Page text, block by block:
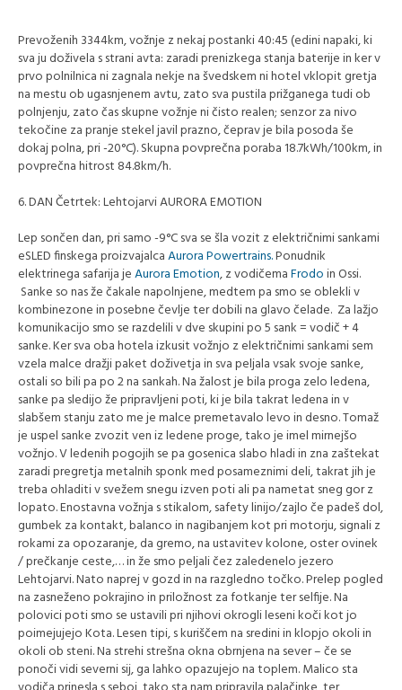
Prevoženih 3344km, vožnje z nekaj postanki 40:45 (edini napaki, ki
sva ju doživela s strani avta: zaradi prenizkega stanja baterije in ker v
prvo polnilnica ni zagnala nekje na švedskem ni hotel vklopit gretja
na mestu ob ugasnjenem avtu, zato sva pustila prižganega tudi ob
polnjenju, zato čas skupne vožnje ni čisto realen; senzor za nivo
tekočine za pranje stekel javil prazno, čeprav je bila posoda še
dokaj polna, pri -20°C). Skupna povprečna poraba 18.7kWh/100km, in
povprečna hitrost 84.8km/h.
6. DAN Četrtek: Lehtojarvi AURORA EMOTION
Lep sončen dan, pri samo -9°C sva se šla vozit z električnimi sankami
eSLED finskega proizvajalcaAurora Powertrains.Ponudnik
elektrinega safarija jeAurora Emotion, z vodičemaFrodoin Ossi.
Sanke so nas že čakale napolnjene, medtem pa smo se oblekli v
kombinezone in posebne čevlje ter dobili na glavo čelade. Za lažjo
komunikacijo smo se razdelili v dve skupini po 5 sank = vodič + 4
sanke. Ker sva oba hotela izkusit vožnjo z električnimi sankami sem
vzela malce dražji paket doživetja in sva peljala vsak svoje sanke,
ostali so bili pa po 2 na sankah. Na žalost je bila proga zelo ledena,
sanke pa sledijo že pripravljeni poti, ki je bila takrat ledena in v
slabšem stanju zato me je malce premetavalo levo in desno. Tomaž
je uspel sanke zvozit ven iz ledene proge, tako je imel mirnejšo
vožnjo. V ledenih pogojih se pa gosenica slabo hladi in zna zaštekat
zaradi pregretja metalnih sponk med posameznimi deli, takrat jih je
treba ohladiti v svežem snegu izven poti ali pa nametat sneg gor z
lopato. Enostavna vožnja s stikalom, safety linijo/zajlo če padeš dol,
gumbek za kontakt, balanco in nagibanjem kot pri motorju, signali z
rokami za opozaranje, da gremo, na ustavitev kolone, oster ovinek
/ prečkanje ceste,… in že smo peljali čez zaledenelo jezero
Lehtojarvi. Nato naprej v gozd in na razgledno točko. Prelep pogled
na zasneženo pokrajino in priložnost za fotkanje ter selfije. Na
polovici poti smo se ustavili pri njihovi okrogli leseni koči kot jo
poimejujejo Kota. Lesen tipi, s kuriščem na sredini in klopjo okoli in
okoli ob steni. Na strehi strešna okna obrnjena na sever – če se
ponoči vidi severni sij, ga lahko opazujejo na toplem. Malico sta